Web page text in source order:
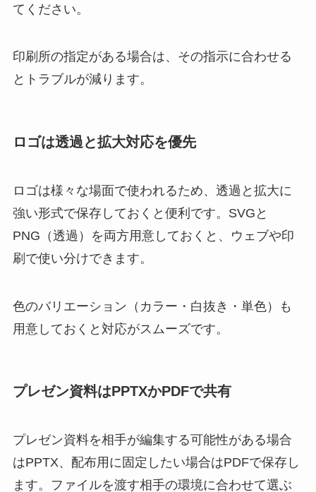
てください。
印刷所の指定がある場合は、その指示に合わせる
とトラブルが減ります。
ロゴは透過と拡大対応を優先
ロゴは様々な場面で使われるため、透過と拡大に
強い形式で保存しておくと便利です。SVGと
PNG（透過）を両方用意しておくと、ウェブや印
刷で使い分けできます。
色のバリエーション（カラー・白抜き・単色）も
用意しておくと対応がスムーズです。
プレゼン資料はPPTXかPDFで共有
プレゼン資料を相手が編集する可能性がある場合
はPPTX、配布用に固定したい場合はPDFで保存し
ます。ファイルを渡す相手の環境に合わせて選ぶ